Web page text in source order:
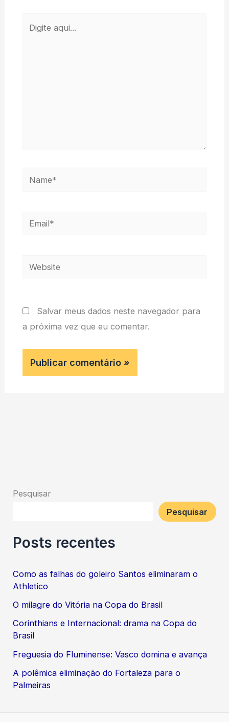
Name*
Email*
Website
Salvar meus dados neste navegador para
a próxima vez que eu comentar.
Pesquisar
Pesquisar
Posts recentes
Como as falhas do goleiro Santos eliminaram o
Athletico
O milagre do Vitória na Copa do Brasil
Corinthians e Internacional: drama na Copa do
Brasil
Freguesia do Fluminense: Vasco domina e avança
A polêmica eliminação do Fortaleza para o
Palmeiras